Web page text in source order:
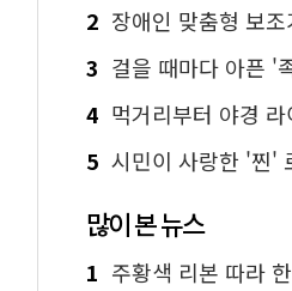
2 장애인 맞춤형 보조기기 최대 3
3 걸을 때마다 아픈 '족저근막염'…
4 먹거리부터 야경 라이브까지
5 시민이 사랑한 '찐' 로컬 명소 어
많이 본 뉴스
1 주황색 리본 따라 한강부터 메타세쿼